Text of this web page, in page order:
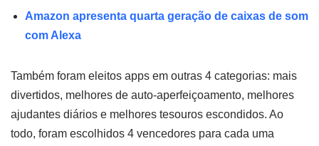
Amazon apresenta quarta geração de caixas de som
com Alexa
Também foram eleitos apps em outras 4 categorias: mais
divertidos, melhores de auto-aperfeiçoamento, melhores
ajudantes diários e melhores tesouros escondidos. Ao
todo, foram escolhidos 4 vencedores para cada uma